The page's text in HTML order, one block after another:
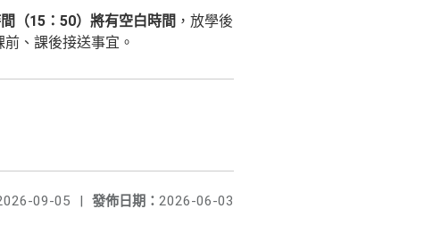
（15：50）將有空白時間 ，放學後
、課後接送事宜。
發佈日期： 2026-06-03
09-05 |